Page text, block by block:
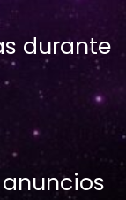
durante